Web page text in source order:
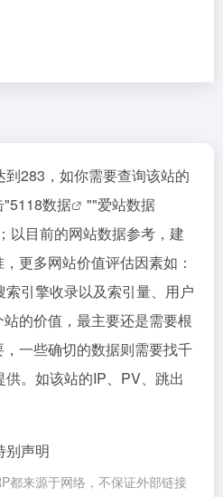
283，如你需要查询该站的
"5118数据 ""爱站数据
以目前的网站数据参考，建
更多网站价值评估因素如：
引擎收录以及索引量、用户
的价值，最主要还是需要根
一些确切的数据则需要找千
。如该站的IP、PV、跳出
别声明
都来源于网络，不保证外部链接